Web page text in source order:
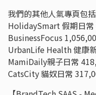
我們的其他人氣專頁包
HolidaySmart 假期日
BusinessFocus
UrbanLife Health 健康
MamiDaily親子日常
CatsCity 貓奴日常